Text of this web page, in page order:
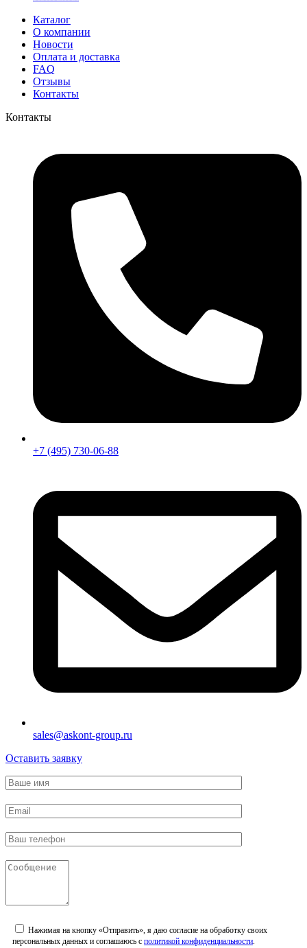
Каталог
О компании
Новости
Оплата и доставка
FAQ
Отзывы
Контакты
Контакты
+7 (495) 730-06-88
sales@askont-group.ru
Оставить заявку
Нажимая на кнопку «Отправить», я даю согласие на обработку своих
персональных данных и соглашаюсь с политикой конфиденциальности.